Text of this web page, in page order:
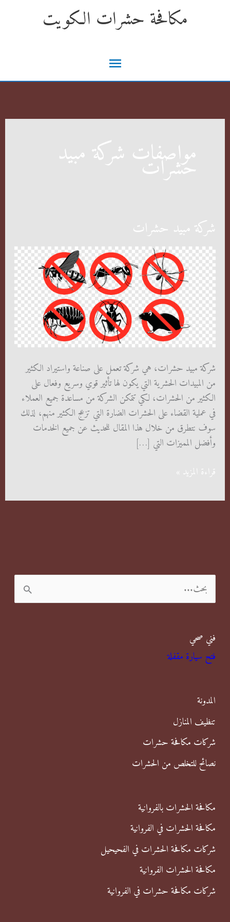
مكافحة حشرات الكويت
القائمة
الرئيسية
مواصفات شركة مبيد
حشرات
شركة مبيد حشرات
شركة مبيد حشرات، هي شركة تعمل على صناعة واستيراد الكثير
من المبيدات الحشرية التي يكون لها تأثير قوي وسريع وفعال على
الكثير من الحشرات، لكي تتمكن الشركة من مساعدة جميع العملاء
في عملية القضاء على الحشرات الضارة التي تزعج الكثير منهم، لذلك
سوف نتطرق من خلال هذا المقال للحديث عن جميع الخدمات
وأفضل المميزات التي […]
شركة
حشرات
قراءة المزيد »
ل
ح
ث
ن
فني صحي
فتح سيارة مقفلة
المدونة
تنظيف المنازل
شركات مكافحة حشرات
نصائح للتخلص من الحشرات
مكافحة الحشرات بالفروانية
مكافحة الحشرات في الفروانية
شركات مكافحة الحشرات في الفحيحيل
مكافحة الحشرات الفروانية
شركات مكافحة حشرات في الفروانية